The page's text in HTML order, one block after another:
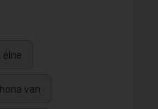
élne
van